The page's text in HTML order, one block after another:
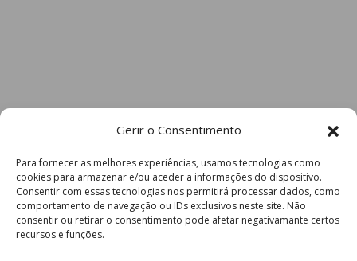
Gerir o Consentimento
Para fornecer as melhores experiências, usamos tecnologias como
cookies para armazenar e/ou aceder a informações do dispositivo.
Consentir com essas tecnologias nos permitirá processar dados, como
comportamento de navegação ou IDs exclusivos neste site. Não
consentir ou retirar o consentimento pode afetar negativamante certos
recursos e funções.